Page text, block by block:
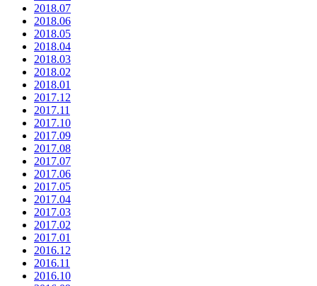
2018.07
2018.06
2018.05
2018.04
2018.03
2018.02
2018.01
2017.12
2017.11
2017.10
2017.09
2017.08
2017.07
2017.06
2017.05
2017.04
2017.03
2017.02
2017.01
2016.12
2016.11
2016.10